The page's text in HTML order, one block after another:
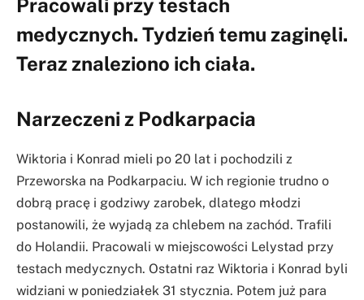
Pracowali przy testach
medycznych. Tydzień temu zaginęli.
Teraz znaleziono ich ciała.
Narzeczeni z Podkarpacia
Wiktoria i Konrad mieli po 20 lat i pochodzili z
Przeworska na Podkarpaciu. W ich regionie trudno o
dobrą pracę i godziwy zarobek, dlatego młodzi
postanowili, że wyjadą za chlebem na zachód. Trafili
do Holandii. Pracowali w miejscowości Lelystad przy
testach medycznych. Ostatni raz Wiktoria i Konrad byli
widziani w poniedziałek 31 stycznia. Potem już para